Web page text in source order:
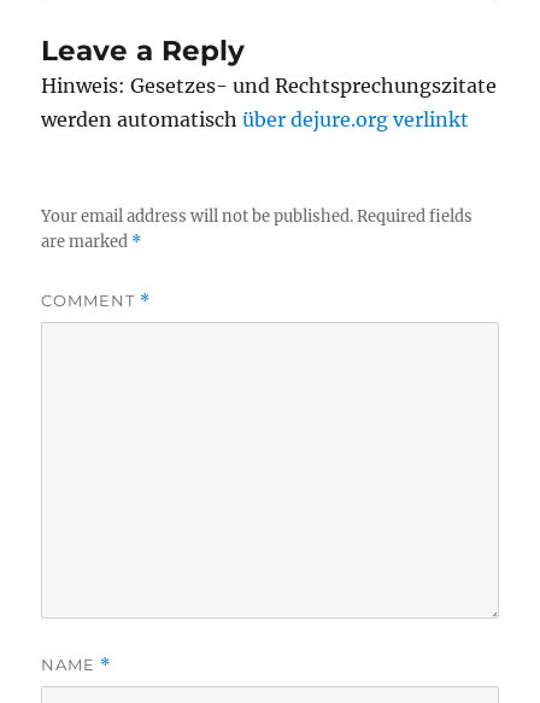
Leave a Reply
Hinweis: Gesetzes- und Rechtsprechungszitate
werden automatischüber dejure.org verlinkt
Your email address will not be published. Required fields
are marked *
COMMENT *
NAME *